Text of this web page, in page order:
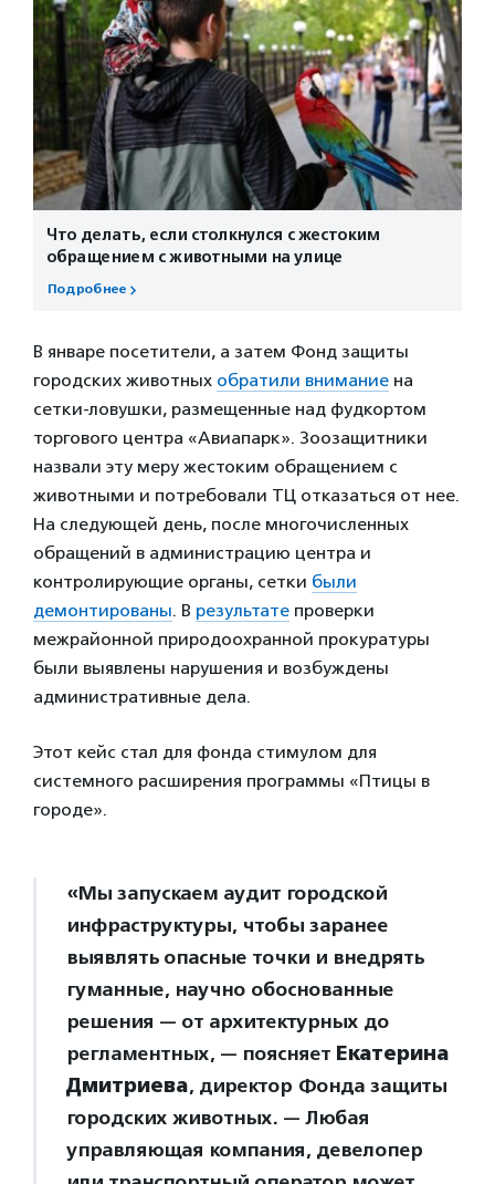
Что делать, если столкнулся с жестоким
обращением с животными на улице
Подробнее
В январе посетители, а затем Фонд защиты
городских животных обратили внимание на
сетки-ловушки, размещенные над фудкортом
торгового центра «Авиапарк». Зоозащитники
назвали эту меру жестоким обращением с
животными и потребовали ТЦ отказаться от нее.
На следующей день, после многочисленных
обращений в администрацию центра и
контролирующие органы, сетки были
демонтированы. В результате проверки
межрайонной природоохранной прокуратуры
были выявлены нарушения и возбуждены
административные дела.
Этот кейс стал для фонда стимулом для
системного расширения программы «Птицы в
городе».
«Мы запускаем аудит городской
инфраструктуры, чтобы заранее
выявлять опасные точки и внедрять
гуманные, научно обоснованные
решения — от архитектурных до
регламентных, — поясняет Екатерина
Дмитриева, директор Фонда защиты
городских животных. — Любая
управляющая компания, девелопер